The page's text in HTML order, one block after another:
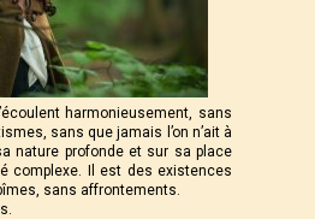
harmonieusement, sans
sans que jamais l’on n’ait à
nature profonde et sur sa place
complexe. Il est des existences
sans affrontements.